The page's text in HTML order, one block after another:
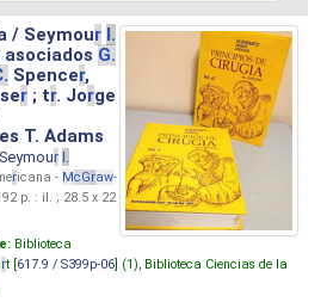
/ Seymour I.
asociados G.
Spencer,
r ; tr. Jorge
T. Adams
r I.
ricana - McGraw-
p. : il. ; 28.5 x 22
Biblioteca
rt [ 617.9 / S399p-06 ] (1), Biblioteca Ciencias de la